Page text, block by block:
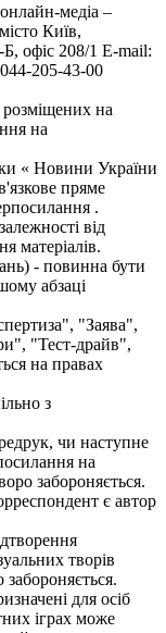
медіа –
Київ,
офіс 208/1 E-mail:
205-43-00
розміщених на
на
« Новини України
пряме
.
від
матеріалів.
- повинна бути
абзаці
"Заява",
"Тест-драйв",
на правах
з
чи наступне
на
забороняється.
є автор
творів
для осіб
іграх може